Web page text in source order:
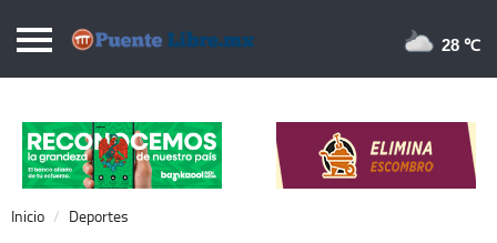
Puentelibre.mx
Local
Nacional
Opinión
28 ℃
Inicio Deportes